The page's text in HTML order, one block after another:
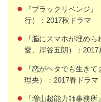
『ブラックリベンジ
行）：2017秋ドラマ
『脳にスマホが埋め
愛、岸谷五朗）：2017
『恋がヘタでも生き
理央）：2017春ドラマ
『増山超能力師事務